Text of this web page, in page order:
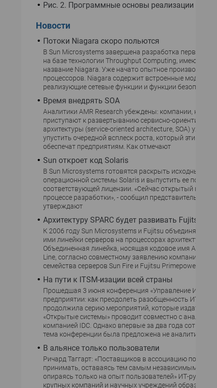
Рис. 2. Программные основы реализации SOA
Новости
Потоки Niagara скоро польются
В Sun Microsystems завершена разработка первого
на базе технологии Throughput Computing, имеющего
название Niagara. Уже начато опытное производство
процессоров. Niagara содержит встроенные модули,
реализующие сетевые функции и функции
Время внедрять SOA
Аналитики AMR Research убеждены: компании,
приступают к развертыванию сервисно-
архитектуры (service-oriented architecture, SOA) уже
упустить очередной всплеск роста, который эти
обеспечат предприятиям. Как отмечают
Sun откроет код Solaris
В Sun Microsystems готовятся раскрыть исходные
операционной системы Solaris и выпустить ее по
соответствующей лицензии. «Сейчас открытый
процессе разработки», - сообщил представитель
утверждают
Архитектуру SPARC будет развивать Fujitsu
К 2006 году Sun Microsystems и Fujitsu объединят
ими линейки серверов на процессорах архитектуры
Объединенная линейка, носящая кодовое имя
Line, согласно совместному заявлению компаний,
семейства серверов Sun Fire и Fujitsu Primepower.
На пути к ITSM-изации всей страны
Прошедшая 3 июня конференция «Управление ИТ-
предприятии: как преодолеть разобщенность ИТ и
продолжила серию мероприятий, которые
«Открытые системы» проводит совместно с
компанией IDC. Однако впервые за два года
тема конференции была предложена не аналитиками.
В альянсе только пользователи
Ричард Таггарт: «Поставщиков в ассоциацию пока
принимать, оставаясь тем самым независимыми от
опираясь только на опыт пользователей» ИТ-
крупных компаний и научных учреждений образовали